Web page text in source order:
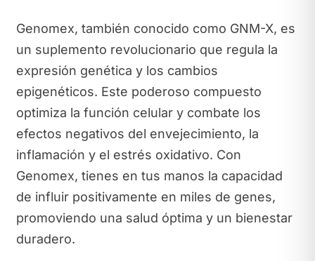
Genomex, también conocido como GNM-X, es
un suplemento revolucionario que regula la
expresión genética y los cambios
epigenéticos. Este poderoso compuesto
optimiza la función celular y combate los
efectos negativos del envejecimiento, la
inflamación y el estrés oxidativo. Con
Genomex, tienes en tus manos la capacidad
de influir positivamente en miles de genes,
promoviendo una salud óptima y un bienestar
duradero.